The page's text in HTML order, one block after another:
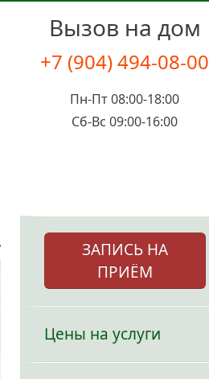
Вызов на дом
+7 (904) 494-08-00
Пн-Пт 08:00-18:00
Сб-Вс 09:00-16:00
ЗАПИСЬ НА
ПРИЁМ
Цены на услуги